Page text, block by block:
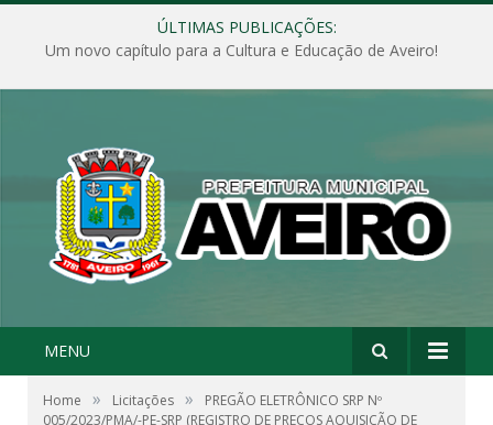
ÚLTIMAS PUBLICAÇÕES:
Um novo capítulo para a Cultura e Educação de Aveiro!
MENU
Home » Licitações »
PREGÃO ELETRÔNICO SRP Nº
005/2023/PMA/-PE-SRP (REGISTRO DE PREÇOS AQUISIÇÃO DE